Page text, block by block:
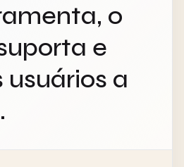
o
e
usuários a